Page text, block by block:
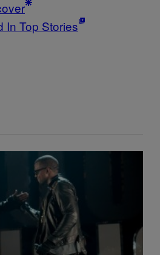
In Top Stories